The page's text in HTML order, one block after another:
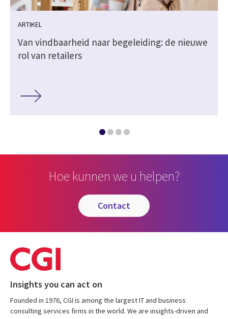
ARTIKEL
Van vindbaarheid naar begeleiding: de nieuwe
rol van retailers
Hoe kunnen we u helpen?
contact
Insights you can act on
Founded in 1976, CGI is among the largest IT and business
consulting services firms in the world. We are insights-driven and